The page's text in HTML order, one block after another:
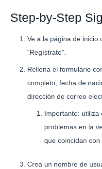
Step-by-Step
Ve a la página de inicio
“Regístrate”.
Rellena el formulario
completo, fecha de
dirección de correo
Importante: utiliza
problemas en la
que coincidan
Crea un nombre de